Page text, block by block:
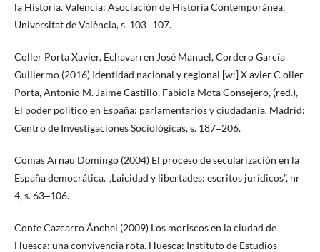
la Historia. Valencia: Asociación de Historia Contemporánea,
Universitat de València, s. 103‒107.
Coller Porta Xavier, Echavarren José Manuel, Cordero García
Guillermo (2016) Identidad nacional y regional [w:] X avier C oller
Porta, Antonio M. Jaime Castillo, Fabiola Mota Consejero, (red.),
El poder político en España: parlamentarios y ciudadanía. Madrid:
Centro de Investigaciones Sociológicas, s. 187‒206.
Comas Arnau Domingo (2004) El proceso de secularización en la
España democrática. „Laicidad y libertades: escritos jurídicos”, nr
4, s. 63‒106.
Conte Cazcarro Ánchel (2009) Los moriscos en la ciudad de
Huesca: una convivencia rota. Huesca: Instituto de Estudios